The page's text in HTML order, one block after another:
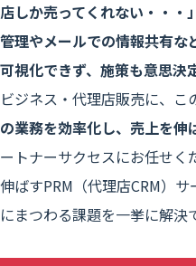
しか売ってくれない・・・」
理やメールでの情報共有な
視化できず、施策も意思決
ジネス・代理店販売に、こ
業務を効率化し、売上を伸
トナーサクセスにお任せく
ばすPRM（代理店CRM）サ
まつわる課題を一挙に解決